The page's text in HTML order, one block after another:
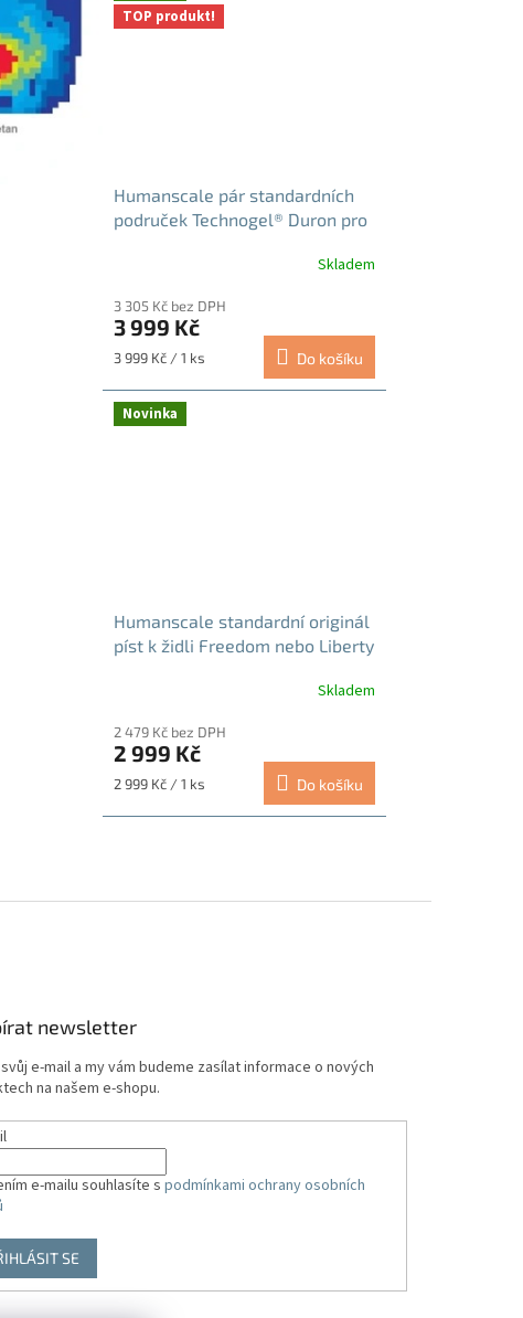
TOP produkt!
Humanscale pár standardních
područek Technogel® Duron pro
Skladem
3 305 Kč bez DPH
3 999 Kč
Měrná
3 999 Kč / 1 ks Do košíku
Novinka
Humanscale standardní originál
píst k židli Freedom nebo Liberty
Skladem
2 479 Kč bez DPH
2 999 Kč
Měrná
2 999 Kč / 1 ks Do košíku
newsletter
e-mail a my vám budeme zasílat informace o nových
na našem e-shopu.
e-mailu souhlasíte spodmínkami ochrany osobních
SE